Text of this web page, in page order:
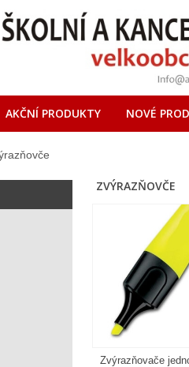
AKČNÍ PRODUKTY NOVÉ
ZVÝRAZŇOVČE
Zvýrazňovače